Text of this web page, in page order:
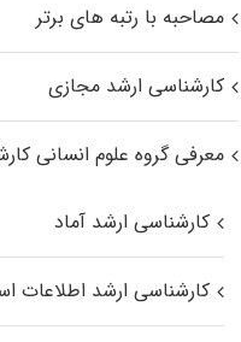
مصاحبه با رتبه های برتر
کارشناسی ارشد مجازی
معرفی گروه علوم انسانی
کارشناسی ارشد آماد
کارشناسی ارشد اطلاعات